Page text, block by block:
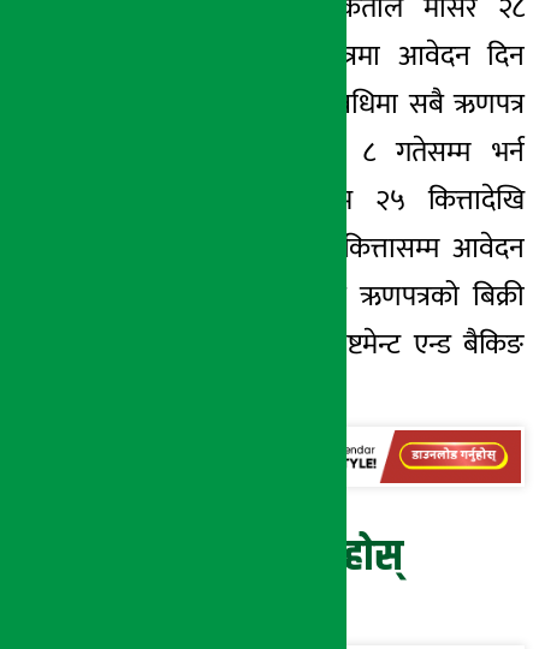
गतेसम्म सो ऋणपत्रमा आवेदन दिन
सक्नेछन् । उक्त अवधिमा सबै ऋणपत्र
बिक्री नभएमा पुष ८ गतेसम्म भर्न
पाइनेछ । न्यूनतम २५ कित्तादेखि
अधिकतम ३ लाख कित्तासम्म आवेदन
दिन पाइनेछ । यस ऋणपत्रको बिक्री
प्रबन्धक नबिल इन्भेष्टमेन्ट एन्ड बैकिङ
प्रतिक्रिया दिनुहोस्